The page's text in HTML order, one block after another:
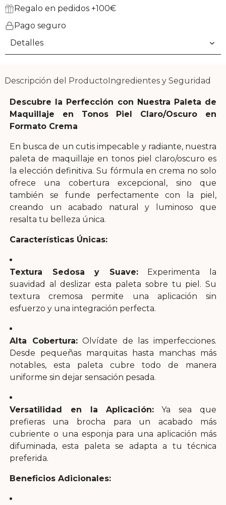
Regalo en pedidos +100€
Pago seguro
Detalles
Descripción del ProductoIngredientes y Seguridad
Descubre la Perfección con Nuestra Paleta de
Maquillaje en Tonos Piel Claro/Oscuro en
Formato Crema
En busca de un cutis impecable y radiante, nuestra
paleta de maquillaje en tonos piel claro/oscuro es
la elección definitiva. Su fórmula en crema no solo
ofrece una cobertura excepcional, sino que
también se funde perfectamente con la piel,
creando un acabado natural y luminoso que
resalta tu belleza única.
Características Únicas:
Textura Sedosa y Suave:Experimenta la
suavidad al deslizar esta paleta sobre tu piel. Su
textura cremosa permite una aplicación sin
esfuerzo y una integración perfecta.
Alta Cobertura:Olvídate de las imperfecciones.
Desde pequeñas marquitas hasta manchas más
notables, esta paleta cubre todo de manera
uniforme sin dejar sensación pesada.
Versatilidad en la Aplicación:Ya sea que
prefieras una brocha para un acabado más
cubriente o una esponja para una aplicación más
difuminada, esta paleta se adapta a tu técnica
preferida.
Beneficios Adicionales: